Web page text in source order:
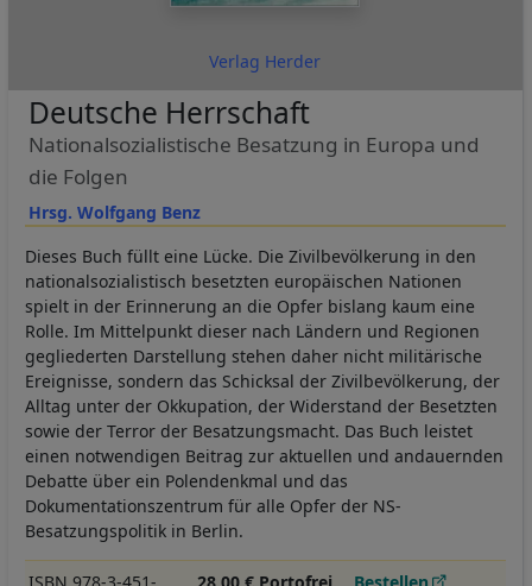
Verlag Herder
Hrsg. Wolfgang Benz
Deutsche Herrschaft
Nationalsozialistische Besatzung in Europa und
die Folgen
Dieses Buch füllt eine Lücke. Die Zivilbevölkerung in den
nationalsozialistisch besetzten europäischen Nationen
spielt in der Erinnerung an die Opfer bislang kaum eine
Rolle. Im Mittelpunkt dieser nach Ländern und Regionen
gegliederten Darstellung stehen daher nicht militärische
Ereignisse, sondern das Schicksal der Zivilbevölkerung, der
Alltag unter der Okkupation, der Widerstand der Besetzten
sowie der Terror der Besatzungsmacht. Das Buch leistet
einen notwendigen Beitrag zur aktuellen und andauernden
Debatte über ein Polendenkmal und das
Dokumentationszentrum für alle Opfer der NS-
Besatzungspolitik in Berlin.